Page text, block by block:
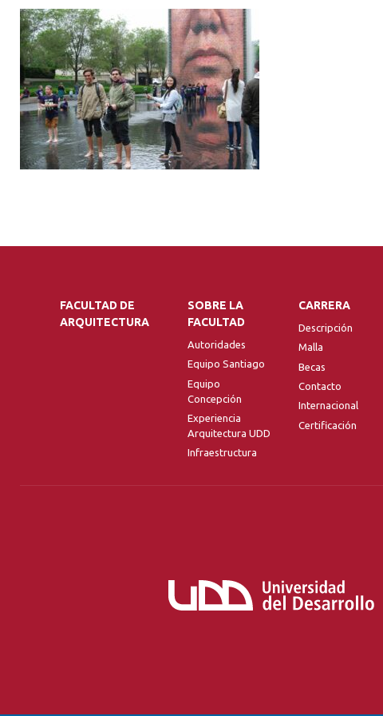
FACULTAD DE
ARQUITECTURA
SOBRE LA
FACULTAD
Autoridades
Equipo Santiago
Equipo
Concepción
Experiencia
Arquitectura UDD
Infraestructura
CARRERA
Descripción
Malla
Becas
Contacto
Internacional
Certificación